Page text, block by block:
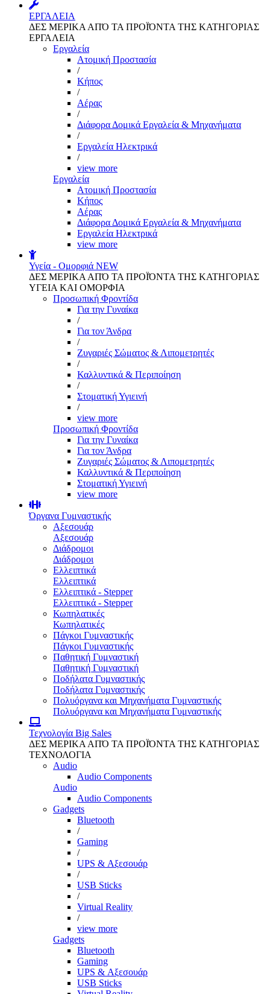
ΕΡΓΑΛΕΙΑ
ΔΕΣ ΜΕΡΙΚΑ ΑΠΌ ΤΑ ΠΡΟΪΌΝΤΑ ΤΗΣ ΚΑΤΗΓΟΡΙΑΣ
ΕΡΓΑΛΕΙΑ
Εργαλεία
Aτομική Προστασία
/
Kήπος
/
Αέρας
/
Διάφορα Δομικά Εργαλεία & Μηχανήματα
/
Εργαλεία Ηλεκτρικά
/
view more
Εργαλεία
Aτομική Προστασία
Kήπος
Αέρας
Διάφορα Δομικά Εργαλεία & Μηχανήματα
Εργαλεία Ηλεκτρικά
view more
Υγεία - Ομορφιά NEW
ΔΕΣ ΜΕΡΙΚΑ ΑΠΌ ΤΑ ΠΡΟΪΌΝΤΑ ΤΗΣ ΚΑΤΗΓΟΡΙΑΣ
ΥΓΕΙΑ ΚΑΙ ΟΜΟΡΦΙΑ
Προσωπική Φροντίδα
Για την Γυναίκα
/
Για τον Άνδρα
/
Ζυγαριές Σώματος & Λιπομετρητές
/
Καλλυντικά & Περιποίηση
/
Στοματική Υγιεινή
/
view more
Προσωπική Φροντίδα
Για την Γυναίκα
Για τον Άνδρα
Ζυγαριές Σώματος & Λιπομετρητές
Καλλυντικά & Περιποίηση
Στοματική Υγιεινή
view more
Όργανα Γυμναστικής
Αξεσουάρ
Αξεσουάρ
Διάδρομοι
Διάδρομοι
Ελλειπτικά
Ελλειπτικά
Ελλειπτικά - Stepper
Ελλειπτικά - Stepper
Κωπηλατικές
Κωπηλατικές
Πάγκοι Γυμναστικής
Πάγκοι Γυμναστικής
Παθητική Γυμναστική
Παθητική Γυμναστική
Ποδήλατα Γυμναστικής
Ποδήλατα Γυμναστικής
Πολυόργανα και Μηχανήματα Γυμναστικής
Πολυόργανα και Μηχανήματα Γυμναστικής
Τεχνολογία Big Sales
ΔΕΣ ΜΕΡΙΚΑ ΑΠΌ ΤΑ ΠΡΟΪΌΝΤΑ ΤΗΣ ΚΑΤΗΓΟΡΙΑΣ
ΤΕΧΝΟΛΟΓΙΑ
Audio
Audio Components
Audio
Audio Components
Gadgets
Bluetooth
/
Gaming
/
UPS & Αξεσουάρ
/
USB Sticks
/
Virtual Reality
/
view more
Gadgets
Bluetooth
Gaming
UPS & Αξεσουάρ
USB Sticks